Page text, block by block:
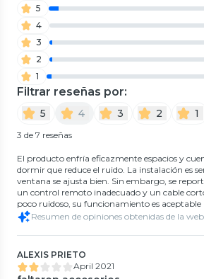
5
4
3
2
1
Filtrar reseñas por:
5 4 3 2 1
3 de 7 reseñas
El producto enfría eficazmente espacios y
dormir que reduce el ruido. La instalación es
ventana se ajusta bien. Sin embargo, se
un control remoto inadecuado y un cable
poco ruidoso, su funcionamiento es aceptable
Resumen de opiniones obtenidas de la
ALEXIS PRIETO
April 2021